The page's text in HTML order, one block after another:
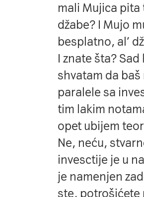
mali Mujica
džabe? I Mujo
besplatno, al’
I znate šta?
shvatam da baš
paralele sa
tim lakim
opet ubijem
Ne, neću,
invesctije je u
je namenjen
ste, potrošićete